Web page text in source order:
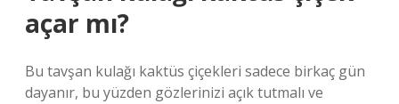
açar mı?
Bu tavşan kulağı kaktüs çiçekleri sadece birkaç gün
dayanır, bu yüzden gözlerinizi açık tutmalı ve